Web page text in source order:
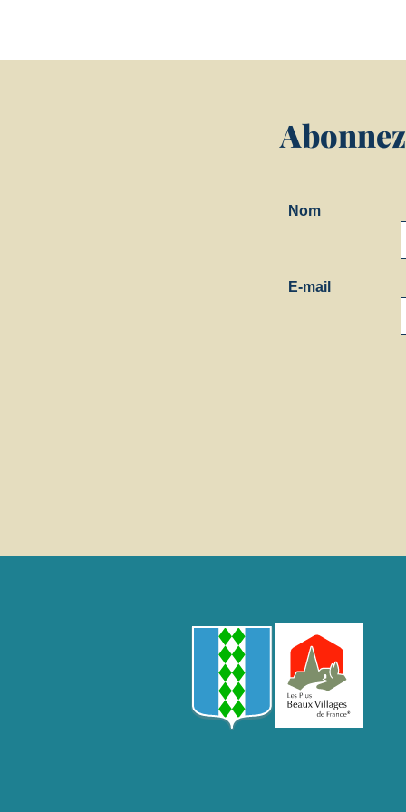
Nom
E-mail